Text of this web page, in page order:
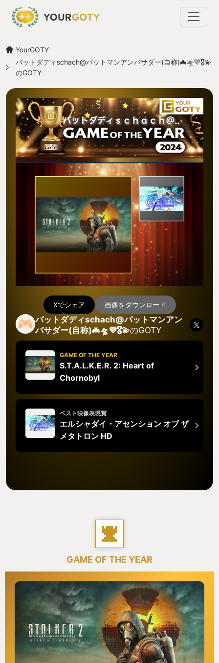
YourGOTY
バットダディschach@バットマンアンバサダー(自称)🦇🛸💜🎖️💫
のGOTY
Xでシェア 画像をダウンロード
バットダディschach@バットマンアン
バサダー(自称)🦇🛸💜🎖️💫のGOTY
GAME OF THE YEAR
S.T.A.L.K.E.R. 2: Heart of
Chornobyl
ベスト映像表現賞
エルシャダイ・アセンション オブ ザ
メタトロン HD
GAME OF THE YEAR